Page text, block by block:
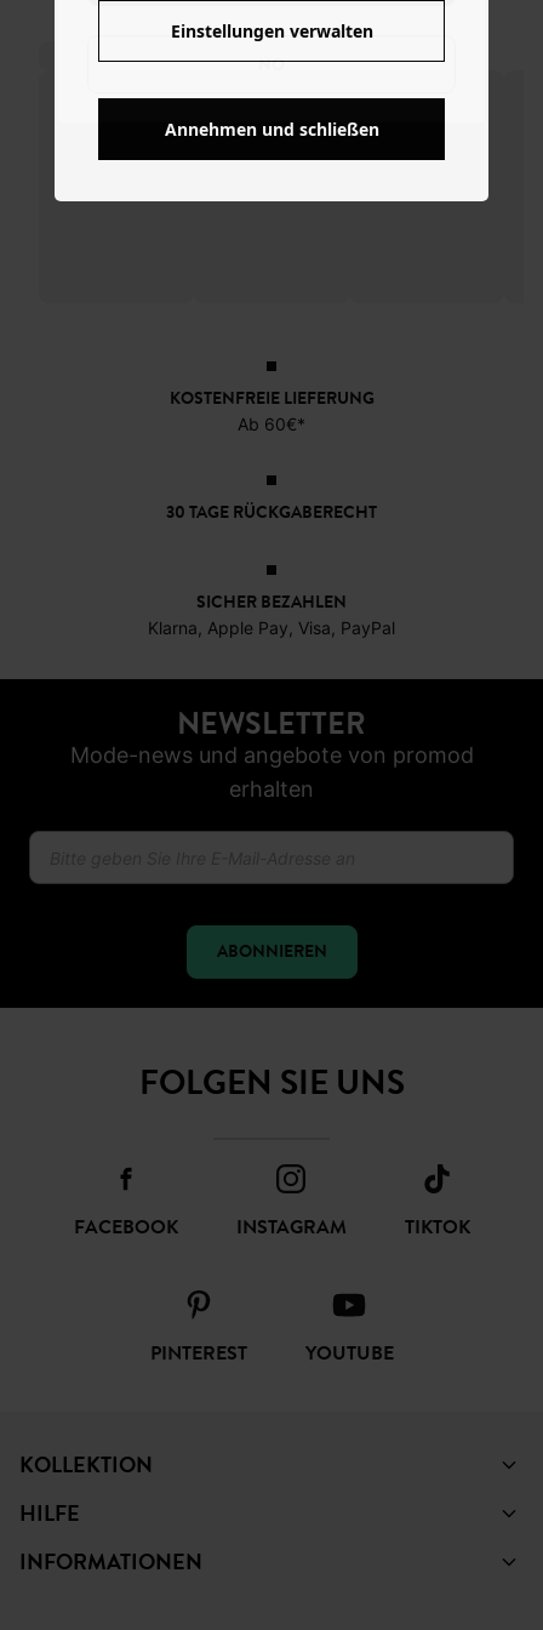
NO
KOSTENFREIE LIEFERUNG
Ab 60€*
30 TAGE RÜCKGABERECHT
SICHER BEZAHLEN
Klarna, Apple Pay, Visa, PayPal
NEWSLETTER
Mode-news und angebote von promod
erhalten
ABONNIEREN
FOLGEN SIE UNS
FACEBOOK INSTAGRAM TIKTOK
PINTEREST YOUTUBE
KOLLEKTION
HILFE
INFORMATIONEN
Einstellungen verwalten
Annehmen und schließen